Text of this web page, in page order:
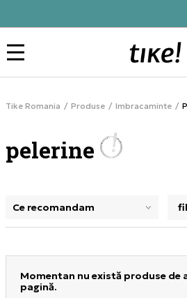
Tike Romania Produse Imbracaminte
pelerine
selectarea unui filtru închide
Momentan nu există produse de
pagină.